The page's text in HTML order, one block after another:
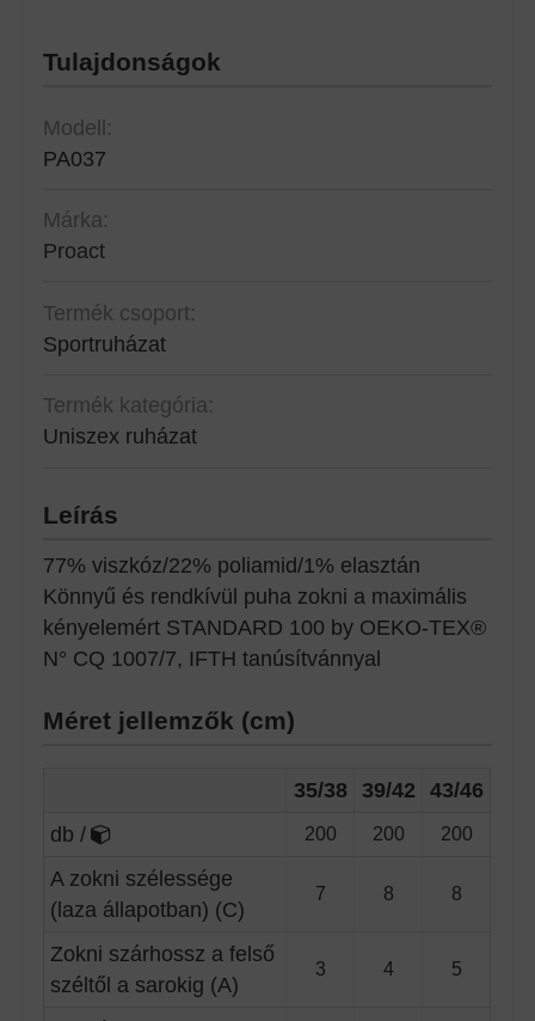
Tulajdonságok
Modell:
PA037
Márka:
Proact
Termék csoport:
Sportruházat
Termék kategória:
Uniszex ruházat
Leírás
77% viszkóz/22% poliamid/1% elasztán
Könnyű és rendkívül puha zokni a maximális
kényelemért STANDARD 100 by OEKO-TEX®
N° CQ 1007/7, IFTH tanúsítvánnyal
Méret jellemzők (cm)
35/38 39/42 43/46
db /
200 200 200
A zokni szélessége
(laza állapotban) (C)
7 8 8
Zokni szárhossz a felső
széltől a sarokig (A)
3 4 5